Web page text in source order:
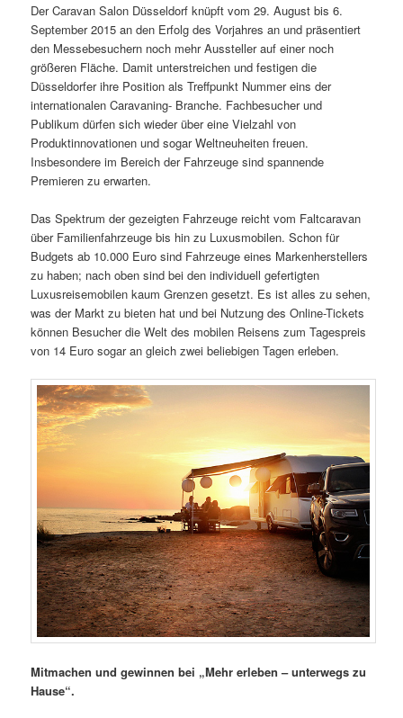
Der Caravan Salon Düsseldorf knüpft vom 29. August bis 6.
September 2015 an den Erfolg des Vorjahres an und präsentiert
den Messebesuchern noch mehr Aussteller auf einer noch
größeren Fläche. Damit unterstreichen und festigen die
Düsseldorfer ihre Position als Treffpunkt Nummer eins der
internationalen Caravaning- Branche. Fachbesucher und
Publikum dürfen sich wieder über eine Vielzahl von
Produktinnovationen und sogar Weltneuheiten freuen.
Insbesondere im Bereich der Fahrzeuge sind spannende
Premieren zu erwarten.
Das Spektrum der gezeigten Fahrzeuge reicht vom Faltcaravan
über Familienfahrzeuge bis hin zu Luxusmobilen. Schon für
Budgets ab 10.000 Euro sind Fahrzeuge eines Markenherstellers
zu haben; nach oben sind bei den individuell gefertigten
Luxusreisemobilen kaum Grenzen gesetzt. Es ist alles zu sehen,
was der Markt zu bieten hat und bei Nutzung des Online-Tickets
können Besucher die Welt des mobilen Reisens zum Tagespreis
von 14 Euro sogar an gleich zwei beliebigen Tagen erleben.
Mitmachen und gewinnen bei „Mehr erleben – unterwegs zu
Hause“.